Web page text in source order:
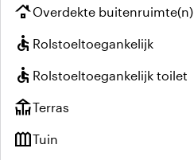
roofingOverdekte buitenruimte(n)
accessible Rolstoeltoegankelijk
accessible Rolstoeltoegankelijk toilet
deckTerras
outdoor_gardenTuin